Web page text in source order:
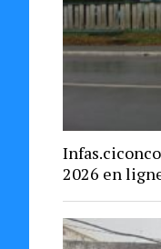
2026 en